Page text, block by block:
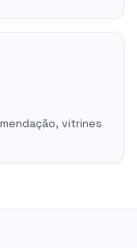
vitrines